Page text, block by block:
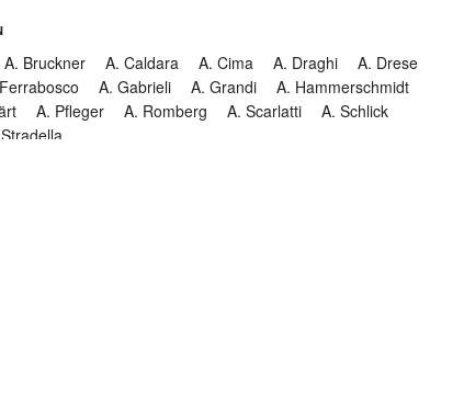
A. Bruckner A. Caldara A. Cima A. Draghi
A. Drese
A. Gabrieli A. Grandi
A. Hammerschmidt
A. Pfleger A. Romberg A. Scarlatti
A. Schlick